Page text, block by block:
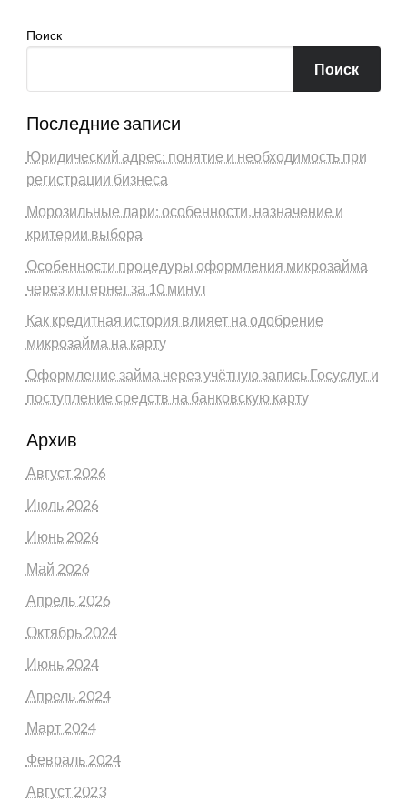
Поиск
Поиск
Последние записи
Юридический адрес: понятие и необходимость при
регистрации бизнеса
Морозильные лари: особенности, назначение и
критерии выбора
Особенности процедуры оформления микрозайма
через интернет за 10 минут
Как кредитная история влияет на одобрение
микрозайма на карту
Оформление займа через учётную запись Госуслуг и
поступление средств на банковскую карту
Архив
Август 2026
Июль 2026
Июнь 2026
Май 2026
Апрель 2026
Октябрь 2024
Июнь 2024
Апрель 2024
Март 2024
Февраль 2024
Август 2023